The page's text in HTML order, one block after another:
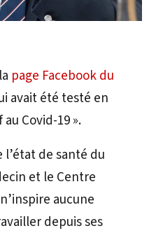
page Facebook du
avait été testé en
Covid-19 ».
de santé du
et le Centre
aucune
depuis ses